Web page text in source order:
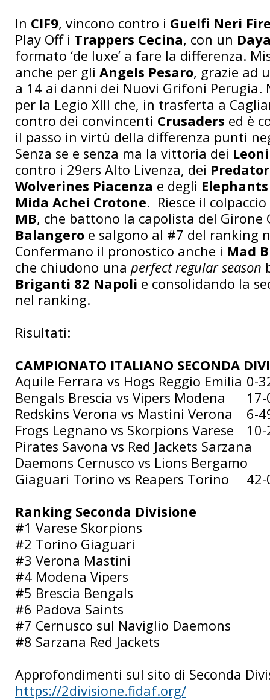
In CIF9, vincono contro i Guelfi Neri
Play Off i Trappers Cecina, con un
formato ‘de luxe’ a fare la differenza.
anche per gli Angels Pesaro, grazie ad
a 14 ai danni dei Nuovi Grifoni Perugia.
per la Legio XIII che, in trasferta a
contro dei convincenti Crusaders ed è
il passo in virtù della differenza punti
Senza se e senza ma la vittoria dei
contro i 29ers Alto Livenza, dei
Wolverines Piacenza e degli
Mida Achei Crotone. Riesce il
MB, che battono la capolista del Girone
Balangero e salgono al #7 del ranking
Confermano il pronostico anche i Mad
che chiudono una perfect regular season
Briganti 82 Napoli e consolidando la
nel ranking.
Risultati:
CAMPIONATO ITALIANO SECONDA
Aquile Ferrara vs Hogs Reggio Emilia 0-
Bengals Brescia vs Vipers Modena
17-
Redskins Verona vs Mastini Verona
6-
Frogs Legnano vs Skorpions Varese
Pirates Savona vs Red Jackets Sarzana
Daemons Cernusco vs Lions Bergamo
Giaguari Torino vs Reapers Torino
42-
Ranking Seconda Divisione
#1 Varese Skorpions
#2 Torino Giaguari
#3 Verona Mastini
#4 Modena Vipers
#5 Brescia Bengals
#6 Padova Saints
#7 Cernusco sul Naviglio Daemons
#8 Sarzana Red Jackets
Approfondimenti sul sito di Seconda
https://2divisione.fidaf.org/